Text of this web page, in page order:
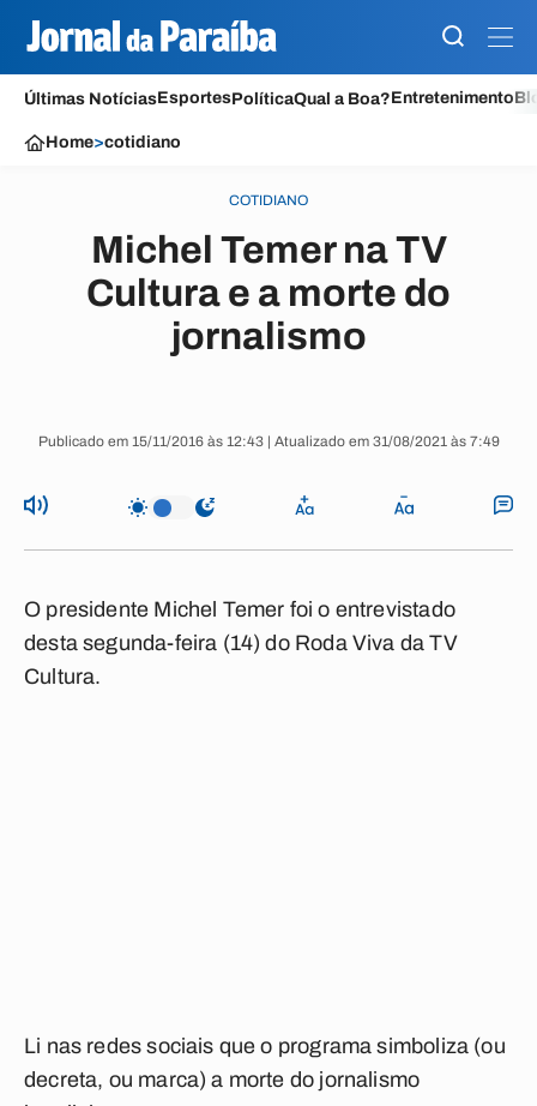
Últimas NotíciasEsportesPolíticaQual a Boa?Entretenimento
Home>cotidiano
COTIDIANO
Michel Temer na TV
Cultura e a morte do
jornalismo
Publicado em 15/11/2016 às 12:43 | Atualizado em 31/08/2021 às 7:49
O presidente Michel Temer foi o entrevistado
desta segunda-feira (14) do Roda Viva da TV
Cultura.
Li nas redes sociais que o programa simboliza (ou
decreta, ou marca) a morte do jornalismo